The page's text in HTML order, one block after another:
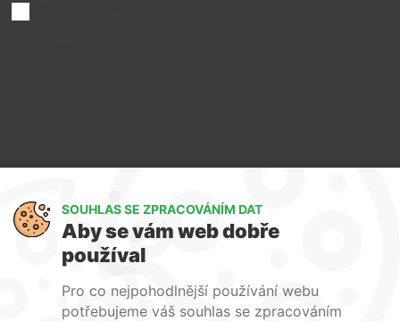
O nás
Služby
Kontakty
SOUHLAS SE ZPRACOVÁNÍM DAT
Aby se vám web dobře
používal
Pro co nejpohodlnější používání webu
potřebujeme váš souhlas se zpracováním